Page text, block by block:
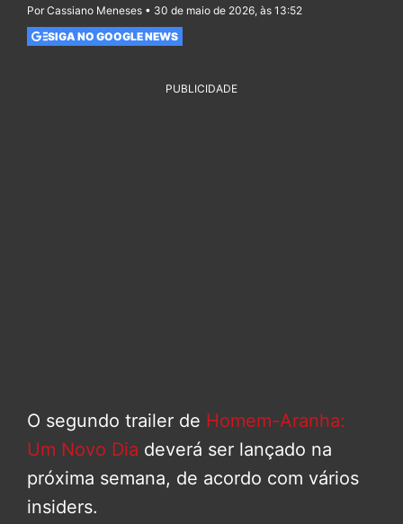
Por Cassiano Meneses • 30 de maio de 2026, às 13:52
SIGA NO GOOGLE NEWS
PUBLICIDADE
O segundo trailer de Homem-Aranha:
Um Novo Dia deverá ser lançado na
próxima semana, de acordo com vários
insiders.